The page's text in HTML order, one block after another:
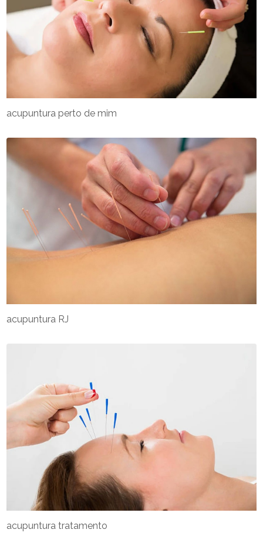
acupuntura tratamento
acupuntura RJ
acupuntura perto de mim